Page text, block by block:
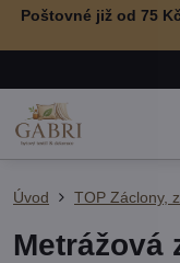
Poštovné již od 75
Úvod TOP Záclony,
Metrážová